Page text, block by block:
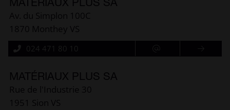
Av. du Simplon 100C
1870 Monthey VS
024 471 80 10
MATÉRIAUX PLUS SA
Rue de l'Industrie 30
1951 Sion VS